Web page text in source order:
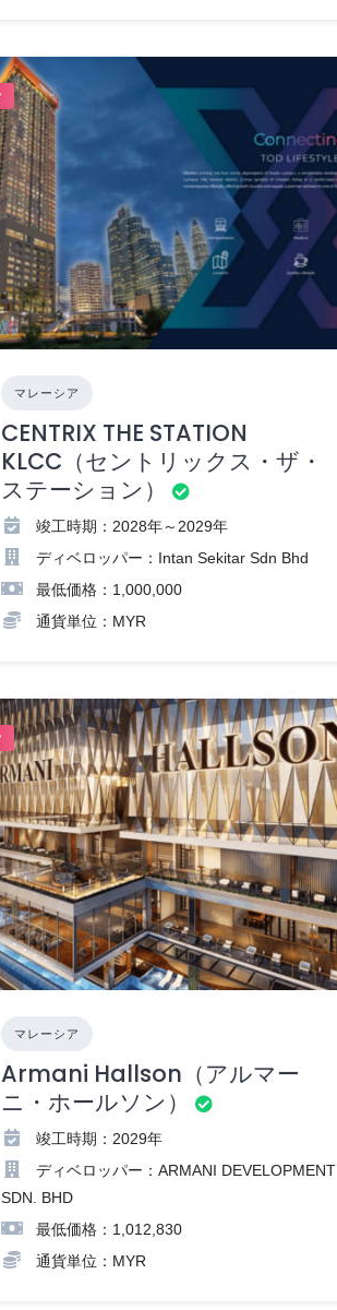
マレーシア
CENTRIX THE STATION
KLCC（セントリックス・ザ・
ステーション）
竣工時期：2028年～2029年
ディベロッパー：Intan Sekitar Sdn Bhd
最低価格：1,000,000
通貨単位：MYR
マレーシア
Armani Hallson（アルマー
ニ・ホールソン）
竣工時期：2029年
ディベロッパー：ARMANI DEVELOPMENT
SDN. BHD
最低価格：1,012,830
通貨単位：MYR